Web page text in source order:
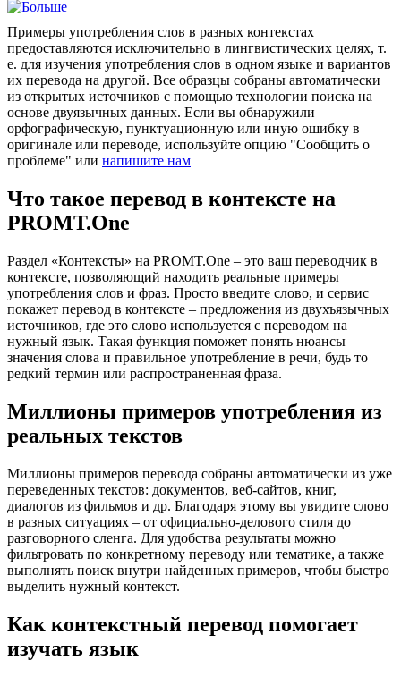
Примеры употребления слов в разных контекстах
предоставляются исключительно в лингвистических целях, т.
е. для изучения употребления слов в одном языке и вариантов
их перевода на другой. Все образцы собраны автоматически
из открытых источников с помощью технологии поиска на
основе двуязычных данных. Если вы обнаружили
орфографическую, пунктуационную или иную ошибку в
оригинале или переводе, используйте опцию "Сообщить о
проблеме" или напишите нам
Что такое перевод в контексте на
PROMT.One
Раздел «Контексты» на PROMT.One – это ваш переводчик в
контексте, позволяющий находить реальные примеры
употребления слов и фраз. Просто введите слово, и сервис
покажет перевод в контексте – предложения из двухъязычных
источников, где это слово используется с переводом на
нужный язык. Такая функция поможет понять нюансы
значения слова и правильное употребление в речи, будь то
редкий термин или распространенная фраза.
Миллионы примеров употребления из
реальных текстов
Миллионы примеров перевода собраны автоматически из уже
переведенных текстов: документов, веб-сайтов, книг,
диалогов из фильмов и др. Благодаря этому вы увидите слово
в разных ситуациях – от официально-делового стиля до
разговорного сленга. Для удобства результаты можно
фильтровать по конкретному переводу или тематике, а также
выполнять поиск внутри найденных примеров, чтобы быстро
выделить нужный контекст.
Как контекстный перевод помогает
изучать язык